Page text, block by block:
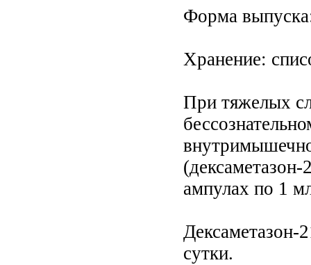
Форма
Хранение:
При тяжелых
ампулах по 1
Дексаметазон-
сутки.